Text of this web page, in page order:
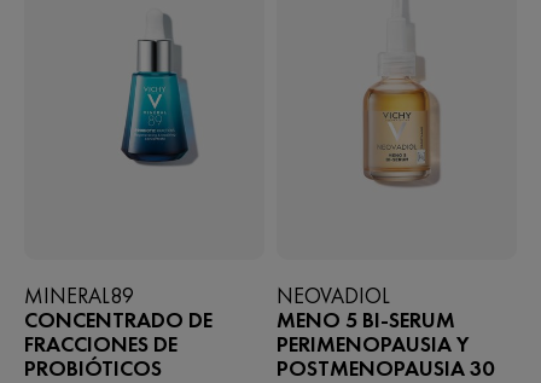
MINERAL89
CONCENTRADO DE
FRACCIONES DE
PROBIÓTICOS
NEOVADIOL
MENO 5 BI-SERUM
PERIMENOPAUSIA Y
POSTMENOPAUSIA 30